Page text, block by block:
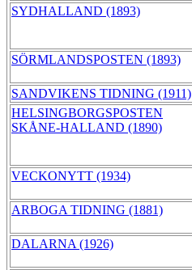
SYDHALLAND (1893)
SÖRMLANDSPOSTEN (1893)
SANDVIKENS TIDNING (1911)
HELSINGBORGSPOSTEN
SKÅNE-HALLAND (1890)
VECKONYTT (1934)
ARBOGA TIDNING (1881)
DALARNA (1926)